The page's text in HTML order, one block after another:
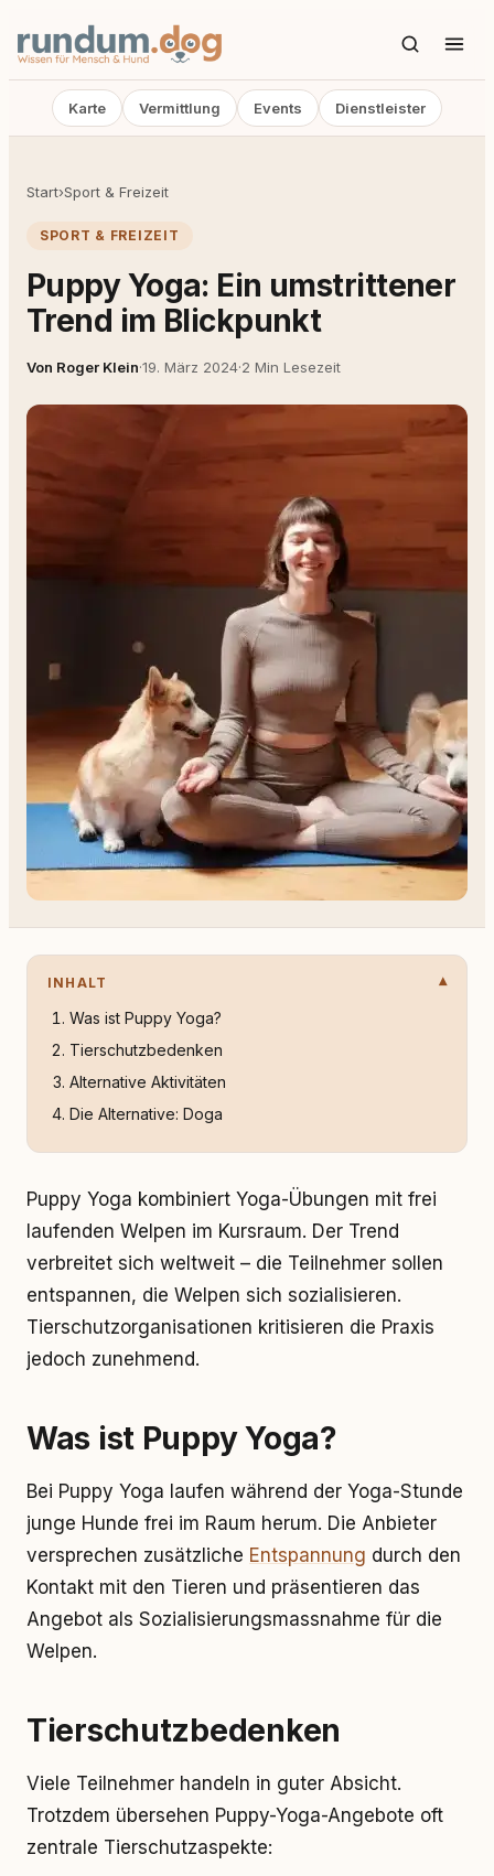
Karte Vermittlung Events Dienstleister
Start›Sport & Freizeit
SPORT & FREIZEIT
Puppy Yoga: Ein umstrittener
Trend im Blickpunkt
Von Roger Klein·19. März 2024·2 Min Lesezeit
INHALT
Was ist Puppy Yoga?
Tierschutzbedenken
Alternative Aktivitäten
Die Alternative: Doga
Puppy Yoga kombiniert Yoga-Übungen mit frei
laufenden Welpen im Kursraum. Der Trend
verbreitet sich weltweit – die Teilnehmer sollen
entspannen, die Welpen sich sozialisieren.
Tierschutzorganisationen kritisieren die Praxis
jedoch zunehmend.
Was ist Puppy Yoga?
Bei Puppy Yoga laufen während der Yoga-Stunde
junge Hunde frei im Raum herum. Die Anbieter
versprechen zusätzliche Entspannung durch den
Kontakt mit den Tieren und präsentieren das
Angebot als Sozialisierungsmassnahme für die
Welpen.
Tierschutzbedenken
Viele Teilnehmer handeln in guter Absicht.
Trotzdem übersehen Puppy-Yoga-Angebote oft
zentrale Tierschutzaspekte: